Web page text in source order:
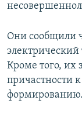
Они сообщили
Кроме того, их
причастности
формированию.